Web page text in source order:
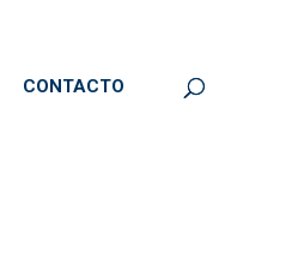
CONTACTO